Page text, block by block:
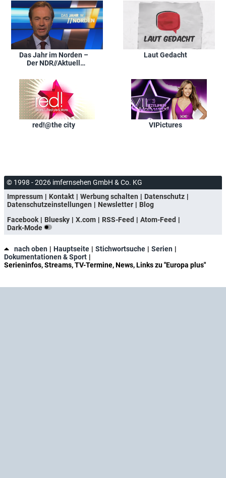
Das Jahr im Norden –
Der NDR//Aktuell
Laut Gedacht
red!@the city VIPictures
© 1998 - 2026 imfernsehen GmbH & Co. KG
Impressum
Kontakt Werbung schalten
Datenschutz
Datenschutzeinstellungen
Newsletter
Blog
Facebook
Bluesky X.com RSS-Feed
Atom-Feed
Dark-Mode
nach oben Hauptseite Stichwortsuche
Serien
Dokumentationen & Sport
Serieninfos, Streams, TV-Termine, News, Links zu "Europa plus"